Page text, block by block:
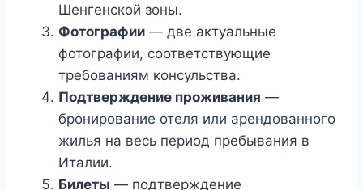
Шенгенской зоны.
Фотографии — две актуальные
фотографии, соответствующие
требованиям консульства.
Подтверждение проживания —
бронирование отеля или арендованного
жилья на весь период пребывания в
Италии.
Билеты — подтверждение